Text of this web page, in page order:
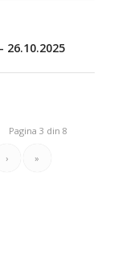
26.10.2025
Pagina 3 din 8
› »